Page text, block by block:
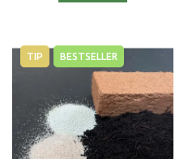
TIP BESTSELLER